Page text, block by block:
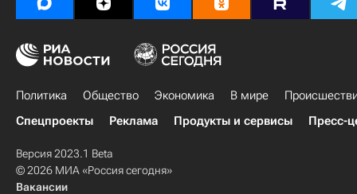
Политика Общество Экономика В мире
Спецпроекты
Реклама Продукты и сервисы Пресс-
Версия 2023.1 Beta
© 2026 МИА «Россия сегодня»
Вакансии